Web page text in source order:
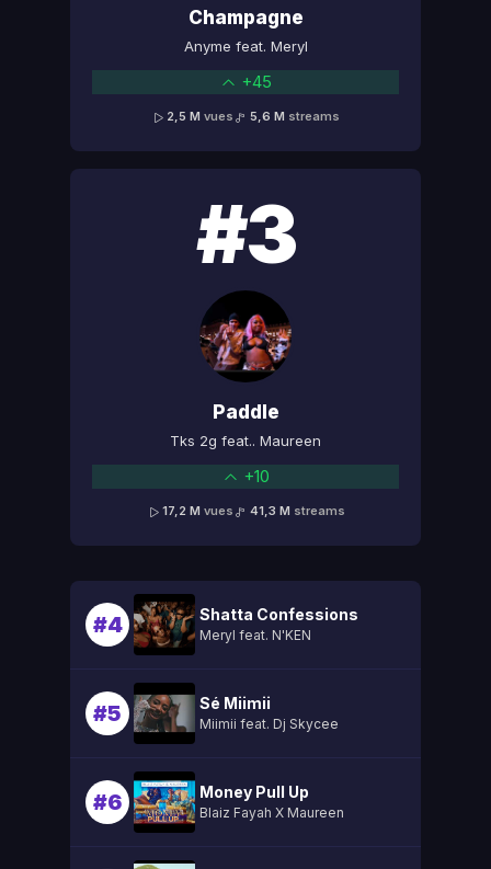
Champagne
Anyme feat. Meryl
+45
2,5 M vues 5,6 M streams
#3
Paddle
Tks 2g feat.. Maureen
+10
17,2 M vues 41,3 M streams
#4 Shatta Confessions
Meryl feat. N'KEN
#5 Sé Miimii
Miimii feat. Dj Skycee
#6 Money Pull Up
Blaiz Fayah X Maureen